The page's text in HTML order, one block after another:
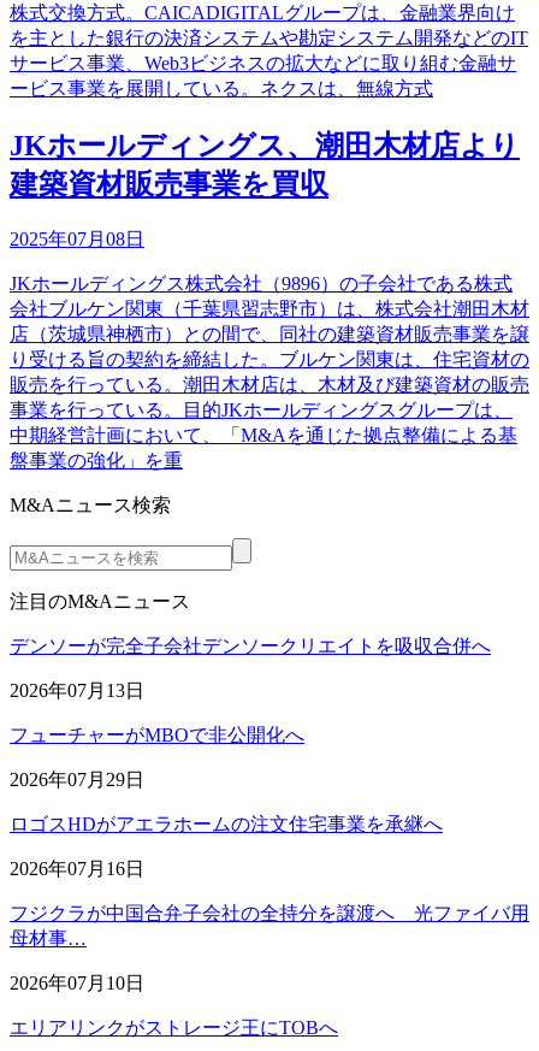
株式交換方式。CAICADIGITALグループは、金融業界向け
を主とした銀行の決済システムや勘定システム開発などのIT
サービス事業、Web3ビジネスの拡大などに取り組む金融サ
ービス事業を展開している。ネクスは、無線方式
JKホールディングス、潮田木材店より
建築資材販売事業を買収
2025年07月08日
JKホールディングス株式会社（9896）の子会社である株式
会社ブルケン関東（千葉県習志野市）は、株式会社潮田木材
店（茨城県神栖市）との間で、同社の建築資材販売事業を譲
り受ける旨の契約を締結した。ブルケン関東は、住宅資材の
販売を行っている。潮田木材店は、木材及び建築資材の販売
事業を行っている。目的JKホールディングスグループは、
中期経営計画において、「M&Aを通じた拠点整備による基
盤事業の強化」を重
M&Aニュース検索
注目のM&Aニュース
デンソーが完全子会社デンソークリエイトを吸収合併へ
2026年07月13日
フューチャーがMBOで非公開化へ
2026年07月29日
ロゴスHDがアエラホームの注文住宅事業を承継へ
2026年07月16日
フジクラが中国合弁子会社の全持分を譲渡へ 光ファイバ用
母材事…
2026年07月10日
エリアリンクがストレージ王にTOBへ